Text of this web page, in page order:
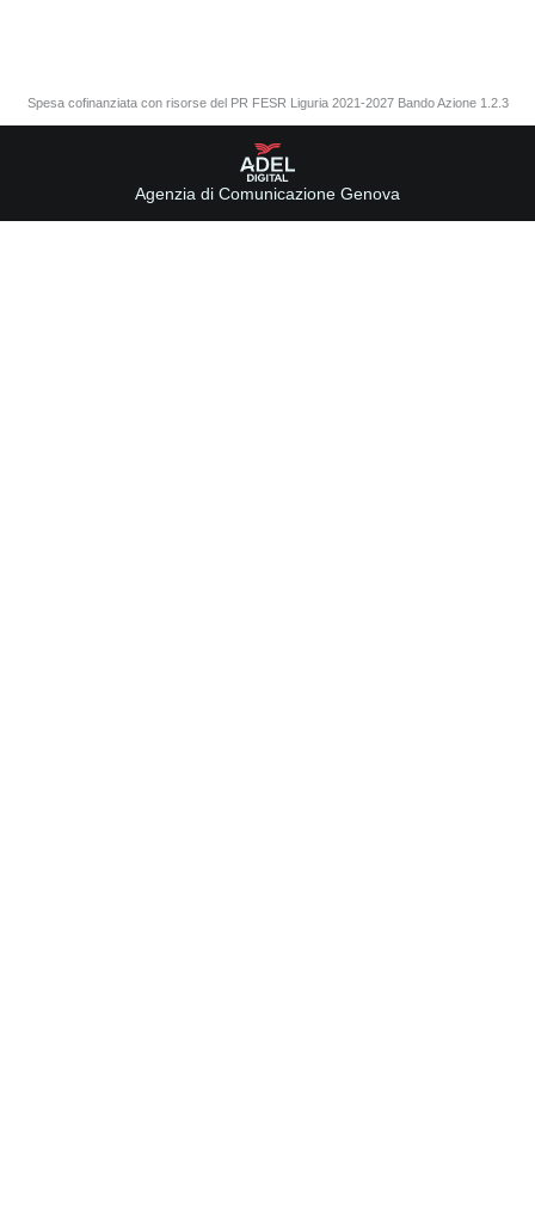
Spesa cofinanziata con risorse del PR FESR Liguria 2021-2027 Bando Azione 1.2.3
Agenzia di Comunicazione Genova